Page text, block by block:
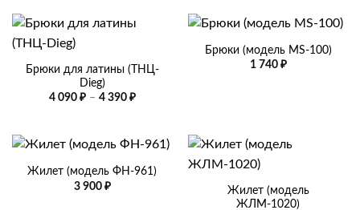
Брюки для латины (ТНЦ-
Dieg)
4 090 ₽ – 4 390 ₽Диапазон
–
4
Брюки (модель MS-100)
1 740 ₽
Жилет (модель ФН-961)
3 900 ₽
Жилет (модель
ЖЛМ-1020)